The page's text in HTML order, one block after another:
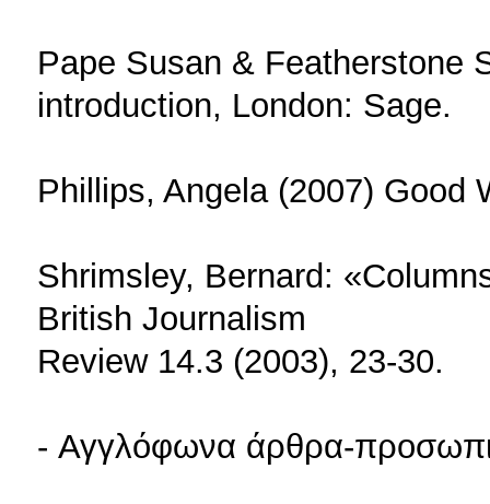
Pape Susan & Featherstone
introduction, London: Sage.
Phillips, Angela (2007) Good
Shrimsley, Bernard:
British Journalism
Review 14.3 (2003), 23-30.
- Αγγλόφωνα άρθρα-